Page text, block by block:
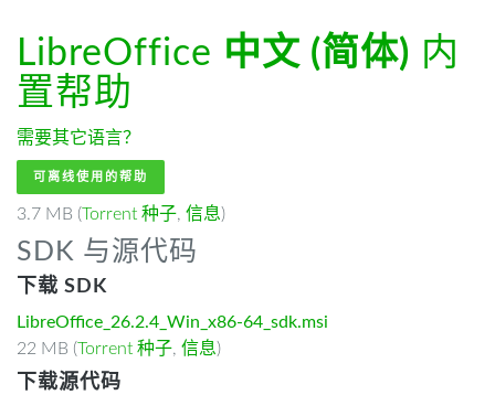
LibreOffice 中文 (简体) 内
置帮助
需要其它语言？
可离线使用的帮助
3.7 MB (Torrent 种子, 信息)
SDK 与源代码
下载 SDK
LibreOffice_26.2.4_Win_x86-64_sdk.msi
22 MB (Torrent 种子, 信息)
下载源代码